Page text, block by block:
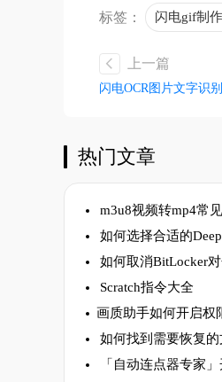
标签： 闪电gif制
上一篇
闪电OCR图片文字识
热门文章
m3u8视频转mp4常
如何选择合适的
如何取消BitLocker
Scratch指令大全
画质助手如何开启权
如何找到需要恢复的
「自动连点器专家